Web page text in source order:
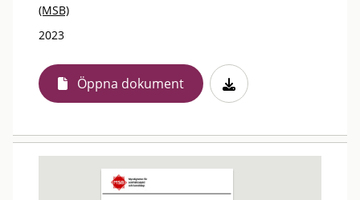
(MSB)
2023
Öppna dokument